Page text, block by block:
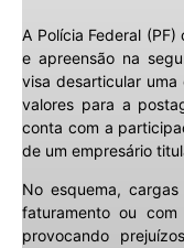
A Polícia Federal
e apreensão na
visa desarticular
valores para a
conta com a
de um empresário
No esquema,
faturamento ou
provocando